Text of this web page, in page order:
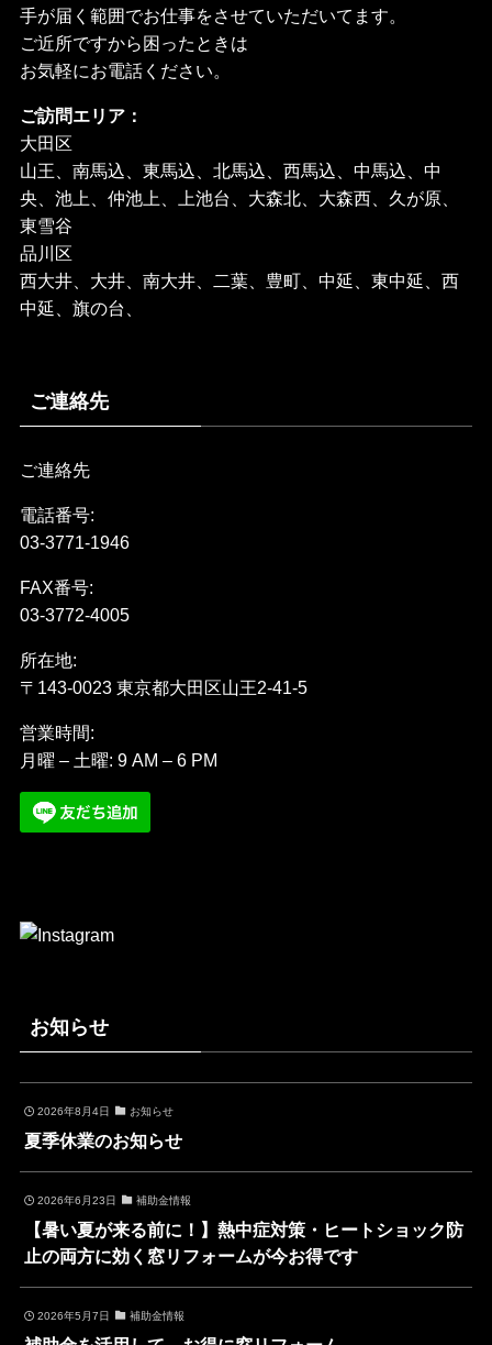
手が届く範囲でお仕事をさせていただいてます。
ご近所ですから困ったときは
お気軽にお電話ください。
ご訪問エリア：
大田区
山王、南馬込、東馬込、北馬込、西馬込、中馬込、中
央、池上、仲池上、上池台、大森北、大森西、久が原、
東雪谷
品川区
西大井、大井、南大井、二葉、豊町、中延、東中延、西
中延、旗の台、
ご連絡先
ご連絡先
電話番号:
03-3771-1946
FAX番号:
03-3772-4005
所在地:
〒143-0023 東京都大田区山王2-41-5
営業時間:
月曜 – 土曜: 9 AM – 6 PM
お知らせ
2026年8月4日 お知らせ
夏季休業のお知らせ
2026年6月23日 補助金情報
【暑い夏が来る前に！】熱中症対策・ヒートショック防
止の両方に効く窓リフォームが今お得です
2026年5月7日 補助金情報